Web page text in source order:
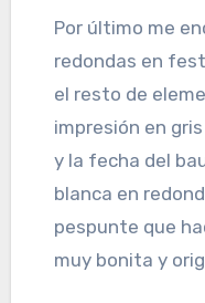
Por último me
redondas en
el resto de
impresión en
y la fecha del
blanca en
pespunte que
muy bonita y